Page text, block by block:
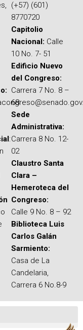
:
(+57) (601)
8770720
Capitolio
Nacional: Calle
10 No. 7- 51
Edificio Nuevo
del Congreso:
Carrera 7 No. 8 –
68
Sede
Administrativa:
Carrera 8 No. 12-
02
Claustro Santa
Clara –
Hemeroteca del
Congreso:
Calle 9 No. 8 – 92
Biblioteca Luis
Carlos Galán
Sarmiento:
Casa de La
Candelaria,
Carrera 6 No.8-9